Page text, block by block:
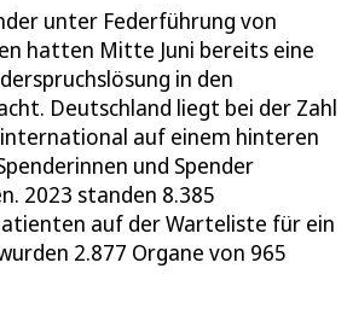
unter Federführung von
hatten Mitte Juni bereits eine
in den
Deutschland liegt bei der Zahl
auf einem hinteren
und Spender
2023 standen 8.385
auf der Warteliste für ein
2.877 Organe von 965